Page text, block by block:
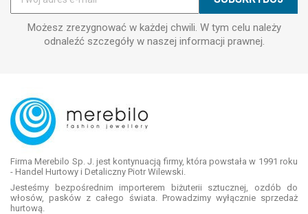
Możesz zrezygnować w każdej chwili. W tym celu należy
odnaleźć szczegóły w naszej informacji prawnej.
Firma Merebilo Sp. J. jest kontynuacją firmy, która powstała w 1991 roku
- Handel Hurtowy i Detaliczny Piotr Wilewski.
Jesteśmy bezpośrednim importerem biżuterii sztucznej, ozdób do
włosów, pasków z całego świata. Prowadzimy wyłącznie sprzedaż
hurtową.